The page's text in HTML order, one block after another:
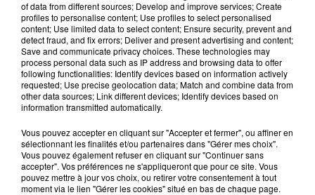
TOUTE L'ACTU LOCALE
of data from different sources; Develop and improve services; Create
profiles to personalise content; Use profiles to select personalised
content; Use limited data to select content; Ensure security, prevent and
detect fraud, and fix errors; Deliver and present advertising and content;
Save and communicate privacy choices. These technologies may
process personal data such as IP address and browsing data to offer
following functionalities: Identify devices based on information actively
requested; Use precise geolocation data; Match and combine data from
other data sources; Link different devices; Identify devices based on
information transmitted automatically.
Vous pouvez accepter en cliquant sur "Accepter et fermer", ou affiner en
sélectionnant les finalités et/ou partenaires dans "Gérer mes choix".
Vous pouvez également refuser en cliquant sur "Continuer sans
accepter". Vos préférences ne s'appliqueront que pour ce site. Vous
pouvez mettre à jour vos choix, ou retirer votre consentement à tout
moment via le lien "Gérer les cookies" situé en bas de chaque page.